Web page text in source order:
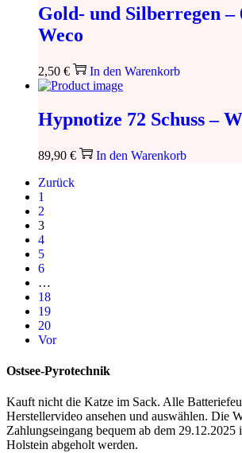
Gold- und Silberregen –
Weco
2,50 € In den Warenkorb
Hypnotize 72 Schuss –
89,90 €
In den Warenkorb
Zurück
1
2
3
4
5
6
…
18
19
20
Vor
Ostsee-Pyrotechnik
Kauft nicht die Katze im Sack. Alle
Herstellervideo ansehen und auswählen. Die
Zahlungseingang bequem ab dem 29.12.2025
Holstein abgeholt werden.